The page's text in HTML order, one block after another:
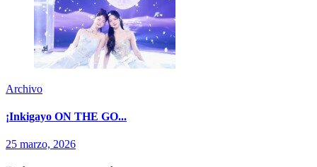
Archivo
¡Inkigayo ON THE GO...
25 marzo, 2026